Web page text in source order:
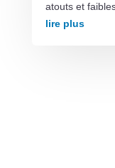
atouts et
lire plus